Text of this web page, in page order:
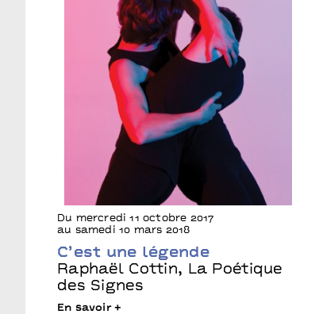
Du mercredi 11 octobre 2017
au samedi 10 mars 2018
C’est une légende
Raphaël Cottin, La Poétique
des Signes
En savoir +